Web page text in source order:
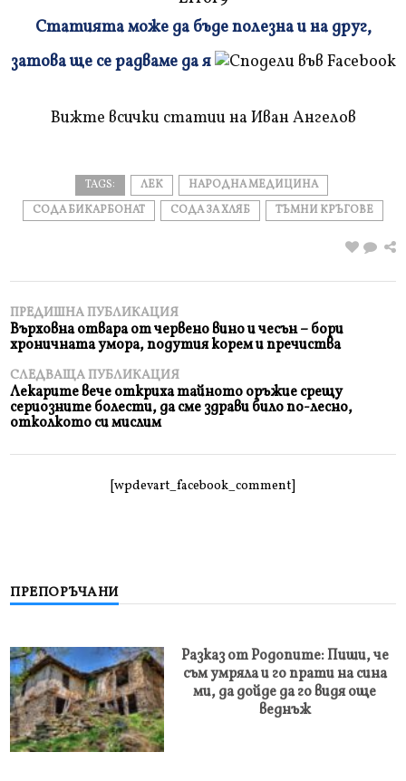
и
Статията може да бъде полезна и на друг,
затова ще се радваме да я
Вижте всички статии на Иван Ангелов
TAGS: ЛЕК
НАРОДНА МЕДИЦИНА
СОДА БИКАРБОНАТ
СОДА ЗА ХЛЯБ ТЪМНИ КРЪГОВЕ
ПРЕДИШНА ПУБЛИКАЦИЯ
Върховна отвара от червено вино и чесън – бори
хроничната умора, подутия корем и пречиства
СЛЕДВАЩА ПУБЛИКАЦИЯ
Лекарите вече откриха тайното оръжие срещу
сериозните болести, да сме здрави било по-лесно,
отколкото си мислим
[wpdevart_facebook_comment]
ПРЕПОРЪЧАНИ
Разказ от Родопите: Пиши, че
съм умряла и го прати на сина
ми, да дойде да го видя още
веднъж